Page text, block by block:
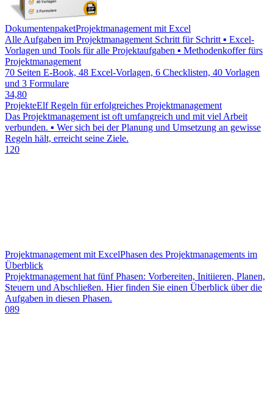
DokumentenpaketProjektmanagement mit Excel
Alle Aufgaben im Projektmanagement Schritt für Schritt ▪ Excel-
Vorlagen und Tools für alle Projektaufgaben ▪ Methodenkoffer fürs
Projektmanagement
70 Seiten E-Book, 48 Excel-Vorlagen, 6 Checklisten, 40 Vorlagen
und 3 Formulare
34,80
ProjekteElf Regeln für erfolgreiches Projektmanagement
Das Projektmanagement ist oft umfangreich und mit viel Arbeit
verbunden. ▪ Wer sich bei der Planung und Umsetzung an gewisse
Regeln hält, erreicht seine Ziele.
120
Projektmanagement mit ExcelPhasen des Projektmanagements im
Überblick
Projektmanagement hat fünf Phasen: Vorbereiten, Initiieren, Planen,
Steuern und Abschließen. Hier finden Sie einen Überblick über die
Aufgaben in diesen Phasen.
089